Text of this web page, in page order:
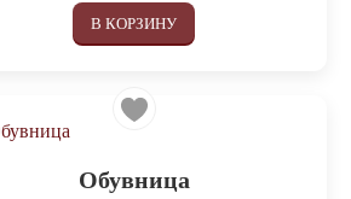
В КОРЗИНУ
Обувница